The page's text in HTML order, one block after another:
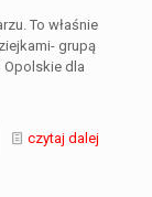
To właśnie
grupą
dla
czytaj dalej